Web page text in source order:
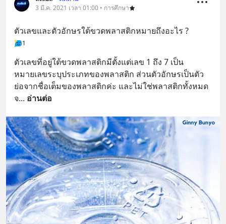
3 มี.ค. 2021 เวลา 01:00 • การศึกษา
ตัวเลขและตัวอักษรใต้ขวดพลาสติกหมายถึงอะไร ?
1
ตัวเลขที่อยู่ใต้ขวดพลาสติกมีตั้งแต่เลข 1 ถึง 7 เป็น
หมายเลขระบุประเภทของพลาสติก ส่วนตัวอักษรเป็นตัว
ย่อจากชื่อเต็มของพลาสติกค่ะ และไม่ใช่พลาสติกทั้งหมด
จ... อ่านต่อ